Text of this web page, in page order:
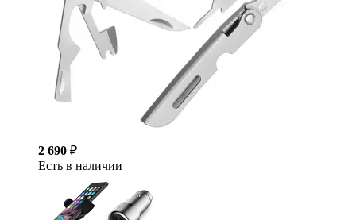
2 690 ₽
Есть в наличии